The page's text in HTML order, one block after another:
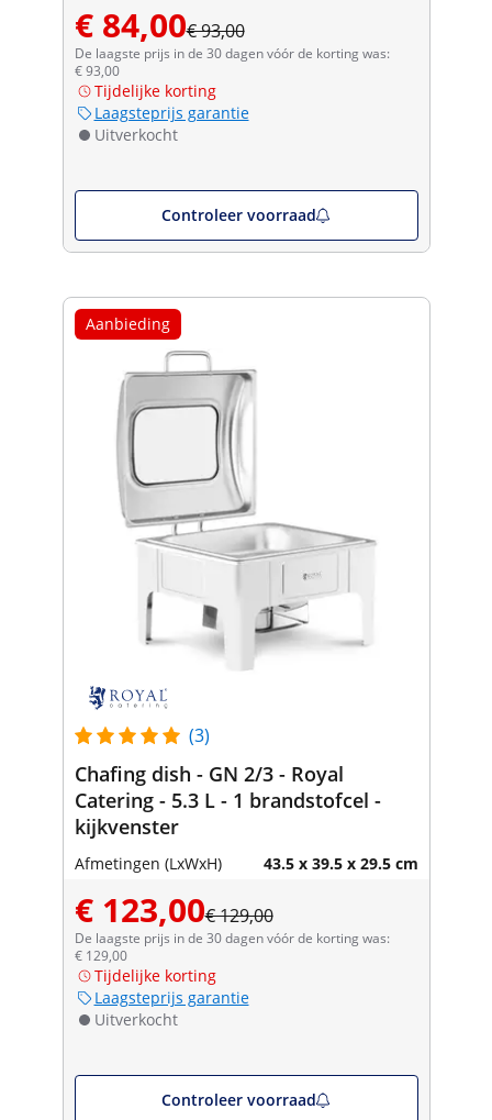
€ 84,00€ 93,00
De laagste prijs in de 30 dagen vóór de korting was:
€ 93,00
Tijdelijke korting
Laagsteprijs garantie
Uitverkocht
Controleer voorraad
Aanbieding
(3)
Chafing dish - GN 2/3 - Royal
Catering - 5.3 L - 1 brandstofcel -
kijkvenster
Afmetingen (LxWxH) 43.5 x 39.5 x 29.5 cm
€ 123,00€ 129,00
De laagste prijs in de 30 dagen vóór de korting was:
€ 129,00
Tijdelijke korting
Laagsteprijs garantie
Uitverkocht
Controleer voorraad